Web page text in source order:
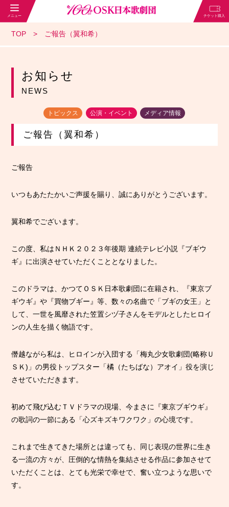
TOP ご報告（翼和希）
お知らせ
NEWS
トピックス 公演・イベント メディア情報
ご報告（翼和希）
ご報告
いつもあたたかいご声援を賜り、誠にありがとうございます。
翼和希でございます。
この度、私はＮＨＫ２０２３年後期 連続テレビ小説『ブギウ
ギ』に出演させていただくこととなりました。
このドラマは、かつてＯＳＫ日本歌劇団に在籍され、『東京ブ
ギウギ』や『買物ブギー』等、数々の名曲で「ブギの女王」と
して、一世を風靡された笠置シヅ子さんをモデルとしたヒロイ
ンの人生を描く物語です。
僭越ながら私は、ヒロインが入団する「梅丸少女歌劇団(略称Ｕ
ＳＫ)」の男役トップスター「橘（たちばな）アオイ」役を演じ
させていただきます。
初めて飛び込むＴＶドラマの現場、今まさに『東京ブギウギ』
の歌詞の一節にある「心ズキズキワクワク」の心境です。
これまで生きてきた場所とは違っても、同じ表現の世界に生き
る一流の方々が、圧倒的な情熱を集結させる作品に参加させて
いただくことは、とても光栄で幸せで、奮い立つような思いで
す。